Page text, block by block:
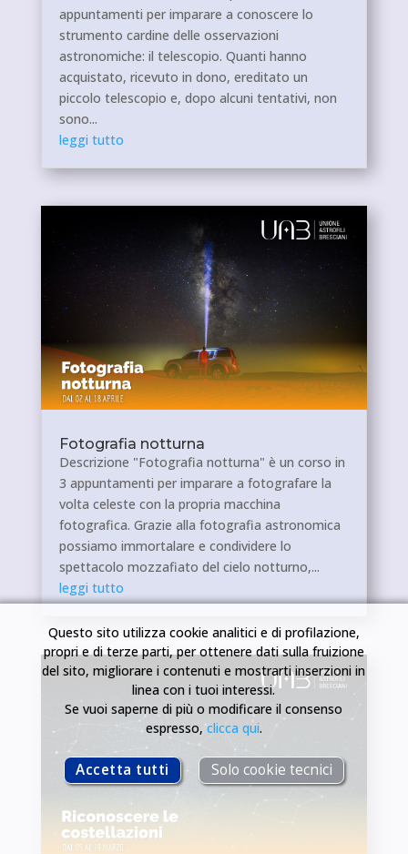
appuntamenti per imparare a conoscere lo
strumento cardine delle osservazioni
astronomiche: il telescopio. Quanti hanno
acquistato, ricevuto in dono, ereditato un
piccolo telescopio e, dopo alcuni tentativi, non
sono...
leggi tutto
Fotografia notturna
Descrizione "Fotografia notturna" è un corso in
3 appuntamenti per imparare a fotografare la
volta celeste con la propria macchina
fotografica. Grazie alla fotografia astronomica
possiamo immortalare e condividere lo
spettacolo mozzafiato del cielo notturno,...
leggi tutto
Questo sito utilizza cookie analitici e di profilazione,
propri e di terze parti, per ottenere dati sulla fruizione
del sito, migliorare i contenuti e mostrarti inserzioni in
linea con i tuoi interessi.
Se vuoi saperne di più o modificare il consenso
espresso,clicca qui.
Accetta tutti Solo cookie tecnici